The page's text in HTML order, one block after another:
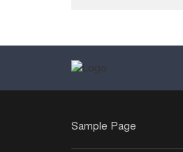
Sample Page